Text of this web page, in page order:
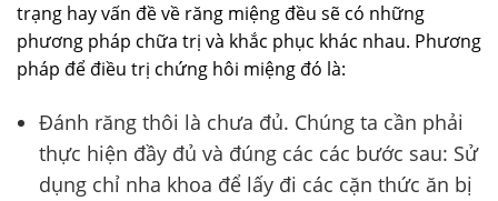
trạng hay vấn đề về răng miệng đều sẽ có những
phương pháp chữa trị và khắc phục khác nhau. Phương
pháp để điều trị chứng hôi miệng đó là:
Đánh răng thôi là chưa đủ. Chúng ta cần phải
thực hiện đầy đủ và đúng các các bước sau: Sử
dụng chỉ nha khoa để lấy đi các cặn thức ăn bị